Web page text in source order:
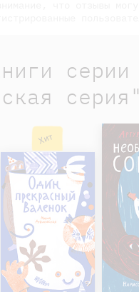
серии
серия"
Хит